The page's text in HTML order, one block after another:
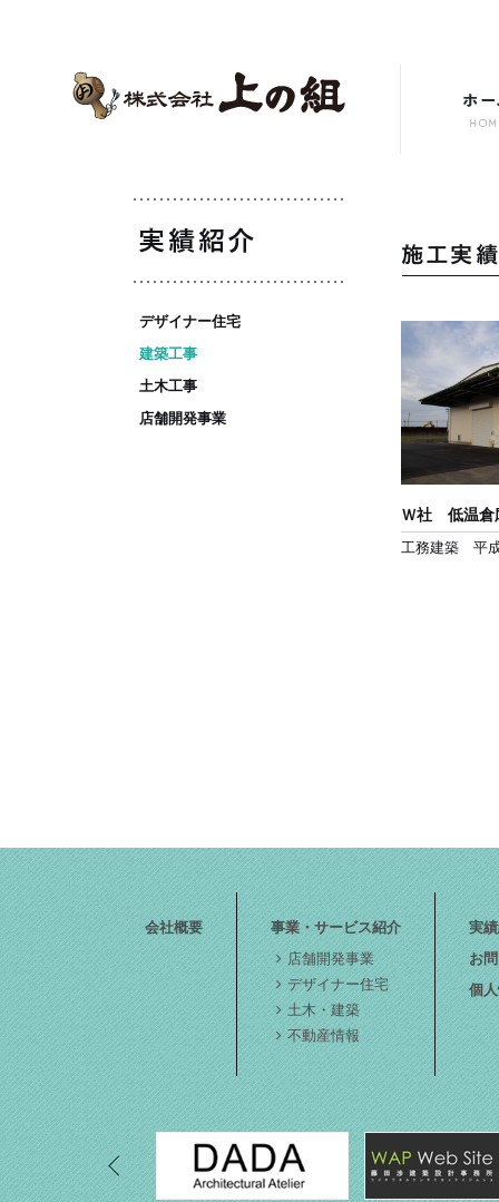
デザイナー住宅
建築工事
土木工事
店舗開発事業
Ｗ社 低温倉
工務建築 平
会社概要
事業・サービス紹介
店舗開発事業
デザイナー住宅
土木・建築
不動産情報
実
お
個